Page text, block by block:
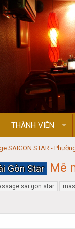
THÀNH VIÊN
SAIGON STAR -
Gòn Star Mê
sai gon star